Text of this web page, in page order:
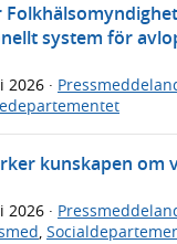
system för
2026 ·
kunskapen om
2026 ·
,